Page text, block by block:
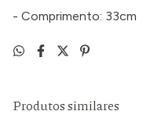
- Comprimento: 33cm
Produtos similares